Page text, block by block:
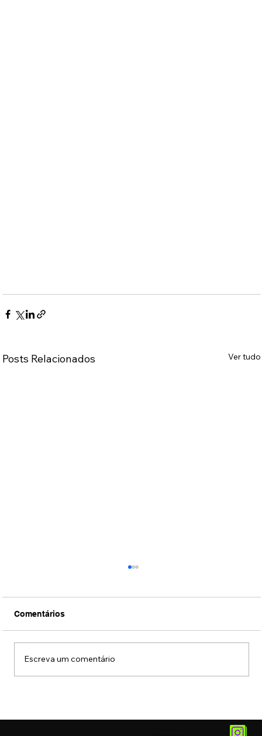
Posts Relacionados Ver tudo
Comentários
Escreva um comentário